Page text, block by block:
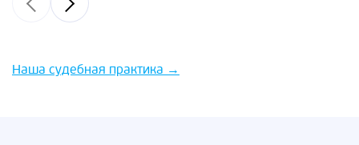
Наша судебная практика →